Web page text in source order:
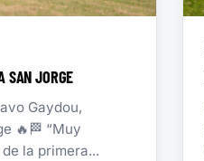
SAN JORGE
Gaydou,
🔥🏁 “Muy
la primera...